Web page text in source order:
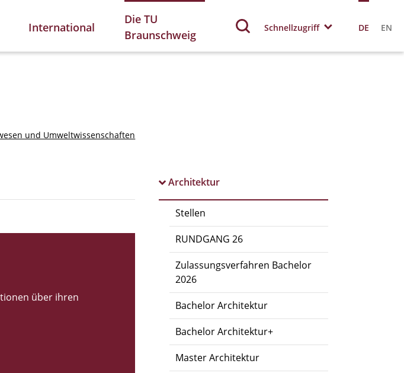
International
Die TU
Braunschweig
Schnellzugriff DE EN
und Umweltwissenschaften
Architektur
Stellen
RUNDGANG 26
Zulassungsverfahren Bachelor
2026
Bachelor Architektur
Bachelor Architektur+
Master Architektur
über ihren